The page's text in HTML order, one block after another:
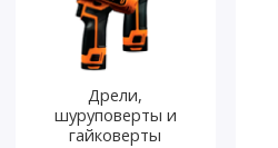
Дрели,
шуруповерты и
гайковерты